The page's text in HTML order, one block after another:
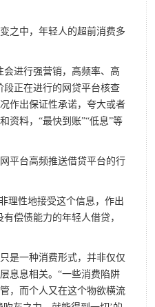
之中，年轻人的超前消费多
进行强营销，高频率、高
段正在进行的网贷平台核查
作出保证性承诺，夸大或者
资料，“最快到账”“低息”等
平台高频推送借贷平台的行
理性地接受这个信息，作出
偿债能力的年轻人借贷，
是一种消费形式，并非仅仅
息息相关。“一些消费陷阱
，而个人又在这个物欲横流